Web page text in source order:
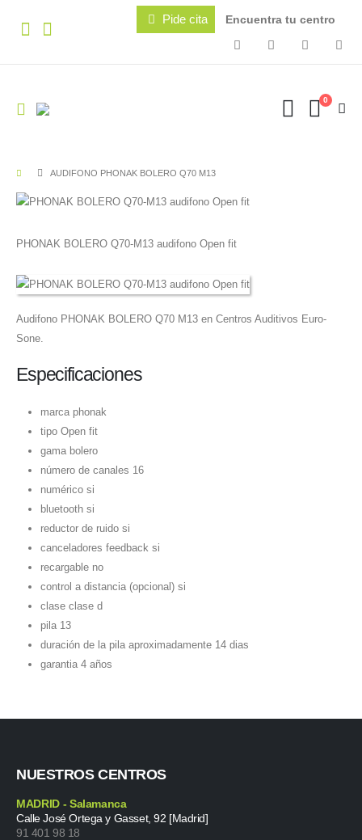
Pide cita Encuentra tu centro
0
AUDIFONO PHONAK BOLERO Q70 M13
PHONAK BOLERO Q70-M13 audifono Open fit
Audifono PHONAK BOLERO Q70 M13 en Centros Auditivos Euro-
Sone.
Especificaciones
marca phonak
tipo Open fit
gama bolero
número de canales 16
numérico si
bluetooth si
reductor de ruido si
canceladores feedback si
recargable no
control a distancia (opcional) si
clase clase d
pila 13
duración de la pila aproximadamente 14 dias
garantia 4 años
NUESTROS CENTROS
MADRID - Salamanca
Calle José Ortega y Gasset, 92 [Madrid]
91 401 98 18